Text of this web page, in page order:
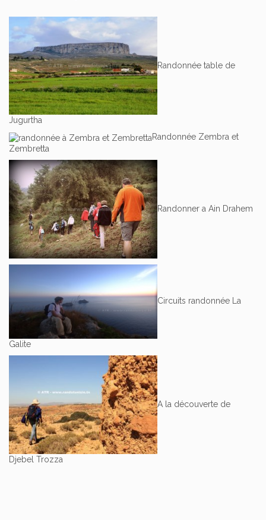
Randonnée table de
Jugurtha
Randonnée Zembra et
Zembretta
Randonner a Ain Drahem
Circuits randonnée La
Galite
A la découverte de
Djebel Trozza